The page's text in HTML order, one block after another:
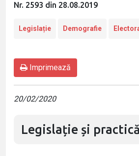
Nr. 2593 din 28.08.2019
Legislație Demografie
Imprimează
20/02/2020
Legislație și practică